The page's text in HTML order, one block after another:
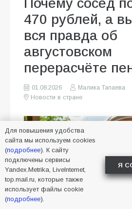
470 рублей, а
вся правда об
августовском
перерасчёте
01.08.2026
Малика Тапаева
Новости в стране
Для повышения удобства
сайта мы используем cookies
(подробнее). К сайту
подключены сервисы
Yandex.Metrika, LiveInternet,
top.mail.ru, которые также
использует файлы cookie
(подробнее).
Я